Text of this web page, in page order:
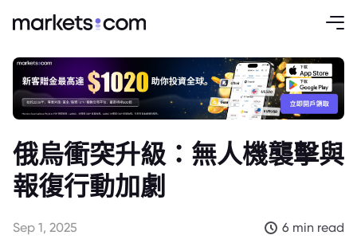
俄烏衝突升級：無人機襲擊與
報復行動加劇
Sep 1, 2025 6 min read